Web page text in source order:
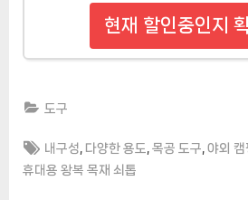
현재 할인중인지
도구
Tags:
내구성 다양한 용도 ,목공 도구 ,야외 캠
휴대용 왕복 목재 쇠톱